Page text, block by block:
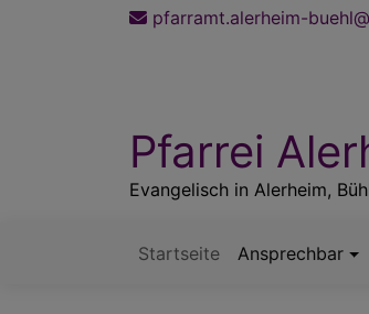
pfarramt.alerheim-
Pfarrei
Evangelisch in Alerheim,
Startseite Ansprechbar